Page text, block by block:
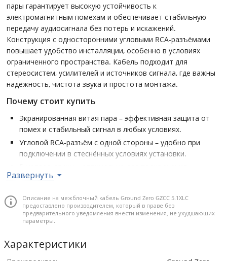
пары гарантирует высокую устойчивость к
электромагнитным помехам и обеспечивает стабильную
передачу аудиосигнала без потерь и искажений.
Конструкция с односторонними угловыми RCA-разъёмами
повышает удобство инсталляции, особенно в условиях
ограниченного пространства. Кабель подходит для
стереосистем, усилителей и источников сигнала, где важны
надёжность, чистота звука и простота монтажа.
Почему стоит купить
Экранированная витая пара – эффективная защита от
помех и стабильный сигнал в любых условиях.
Угловой RCA-разъём с одной стороны – удобно при
подключении в стеснённых условиях установки.
компонентов, расположенных на значительном удалении
Профессиональное исполнение – надёжность и
долговечность даже при интенсивной эксплуатации.
Односторонний угловой разъем • Длина 5 м
Развернуть
Описание на межблочный кабель Ground Zero GZCC 5.1XLC
предоставлено производителем, который в праве без
предварительного уведомления внести изменения, не ухудшающих
параметры.
Характеристики